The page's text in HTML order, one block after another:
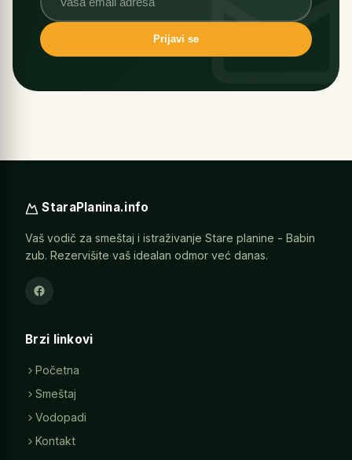
Prijavi se
StaraPlanina.info
Vaš vodič za smeštaj i istraživanje Stare planine - Babin
zub. Rezervišite vaš idealan odmor već danas.
Brzi linkovi
Početna
Smeštaj
Vodopadi
Kontakt